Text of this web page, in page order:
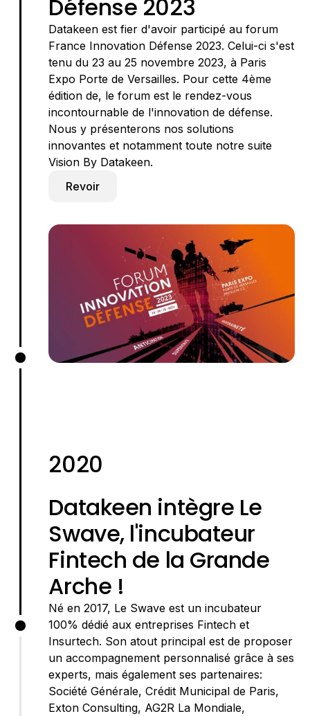
Défense 2023
Datakeen est fier d'avoir participé au forum
France Innovation Défense 2023. Celui-ci s'est
tenu du 23 au 25 novembre 2023, à Paris
Expo Porte de Versailles. Pour cette 4ème
édition de, le forum est le rendez-vous
incontournable de l'innovation de défense.
Nous y présenterons nos solutions
innovantes et notamment toute notre suite
Vision By Datakeen.
Revoir
2020
Datakeen intègre Le
Swave, l'incubateur
Fintech de la Grande
Arche !
Né en 2017, Le Swave est un incubateur
100% dédié aux entreprises Fintech et
Insurtech. Son atout principal est de proposer
un accompagnement personnalisé grâce à ses
experts, mais également ses partenaires:
Société Générale, Crédit Municipal de Paris,
Exton Consulting, AG2R La Mondiale,